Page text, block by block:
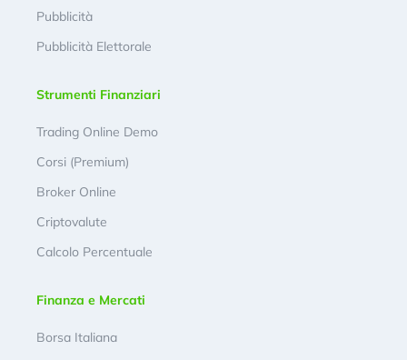
Pubblicità
Pubblicità Elettorale
Strumenti Finanziari
Trading Online Demo
Corsi (Premium)
Broker Online
Criptovalute
Calcolo Percentuale
Finanza e Mercati
Borsa Italiana